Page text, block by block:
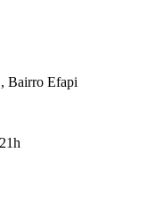
Bairro Efapi